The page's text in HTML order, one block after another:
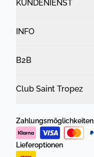
KUNDENIENST
INFO
B2B
Club Saint Tropez
Zahlungsmöglichkeiten
Lieferoptionen